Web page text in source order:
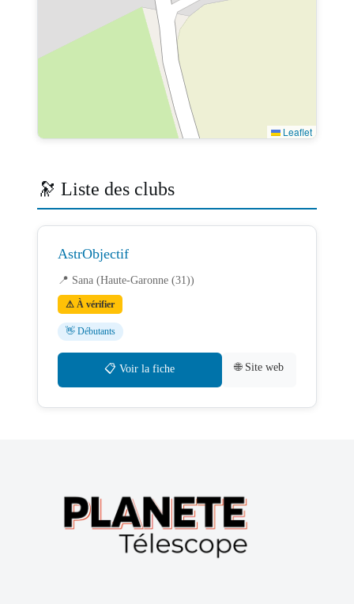
Leaflet
🔭 Liste des clubs
AstrObjectif
📍 Sana (Haute-Garonne (31))
⚠ À vérifier
👋 Débutants
📋 Voir la fiche 🌐 Site web